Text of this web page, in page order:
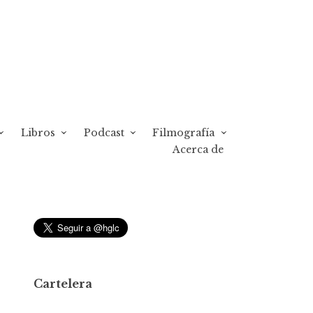
Libros Podcast
Filmografía
Acerca de
Cartelera